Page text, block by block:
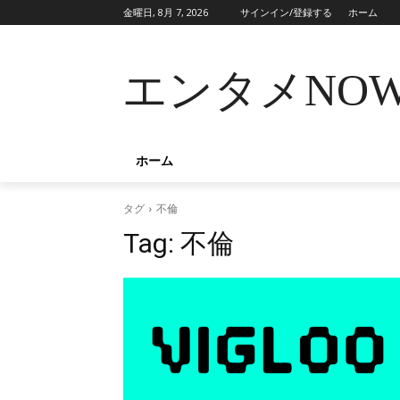
金曜日, 8月 7, 2026 サインイン/登録する ホーム
エンタメ
ホーム
タグ 不倫
Tag: 不倫